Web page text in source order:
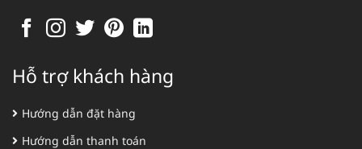
Hỗ trợ khách hàng
Hướng dẫn đặt hàng
Hướng dẫn thanh toán